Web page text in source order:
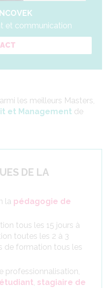
et communication
les meilleurs Masters,
et Management de
DE LA
la pédagogie de
tous les 15 jours à
toutes les 2 à 3
de formation tous les
professionnalisation,
étudiant, stagiaire de